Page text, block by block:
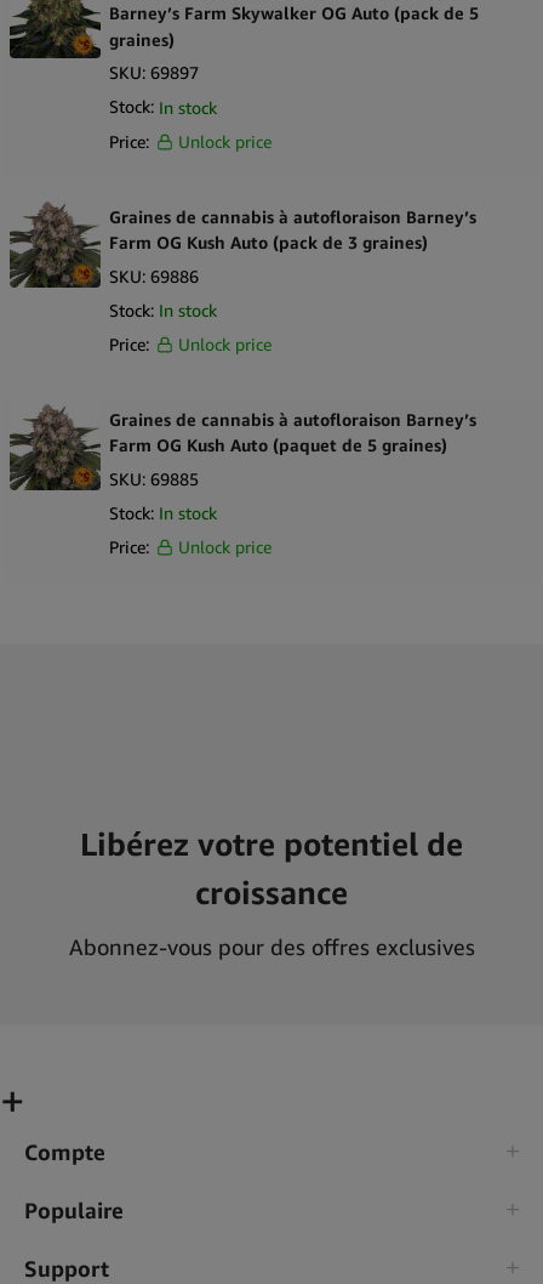
Barney’s Farm Skywalker OG Auto (pack de 5
graines)
SKU: 69897
Stock: In stock
Price:
Unlock price
Graines de cannabis à autofloraison Barney’s
Farm OG Kush Auto (pack de 3 graines)
SKU: 69886
Stock: In stock
Price:
Unlock price
Graines de cannabis à autofloraison Barney’s
Farm OG Kush Auto (paquet de 5 graines)
SKU: 69885
Stock: In stock
Price:
Unlock price
Libérez votre potentiel de
croissance
Abonnez-vous pour des offres exclusives
Compte
Populaire
Support